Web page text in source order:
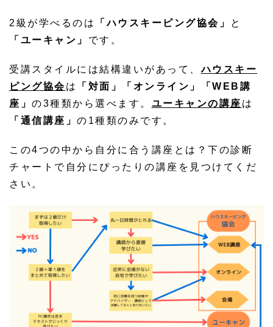
2級が学べるのは 「ハウスキーピング協会」
と
「ユーキャン」 です。
受講スタイルには結構違いがあって、ハウスキー
ピング協会は
「対面」「オンライン」「WEB講
座」 の3種類から選べます。 ユーキャンの講座 は
「通信講座」 の1種類のみです。
この4つの中から自分に合う講座とは？下の診断
チャートで自分にぴったりの講座を見つけてくだ
さい。